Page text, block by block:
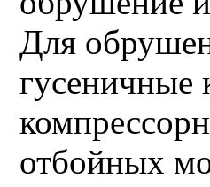
Для
гусеничные
отбойных